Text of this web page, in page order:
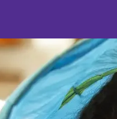
Handige apps en